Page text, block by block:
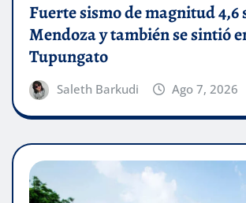
Fuerte sismo de magnitud 4,6
Mendoza y también se sintió
Tupungato
Saleth Barkudi Ago 7, 2026